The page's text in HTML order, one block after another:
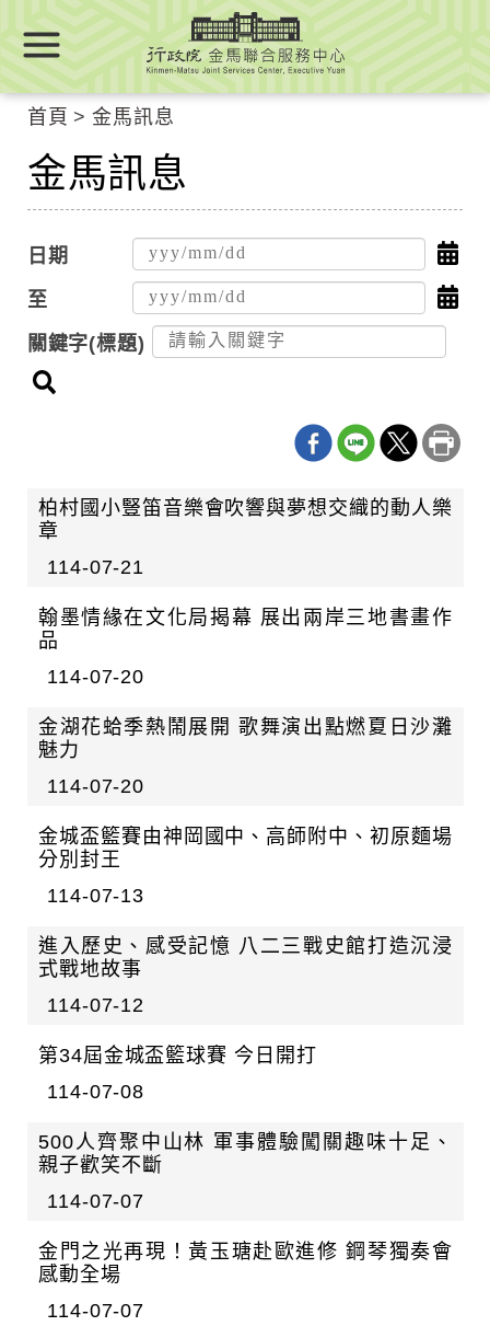
要
Center
block
首頁 金馬訊息
金馬訊息
日期
點
擊
期
起
至
點
日
關鍵字(標題)
搜
柏村國小豎笛音樂會吹響與夢想交織的動人樂
章
114-07-21
翰墨情緣在文化局揭幕 展出兩岸三地書畫作
品
114-07-20
金湖花蛤季熱鬧展開 歌舞演出點燃夏日沙灘
魅力
114-07-20
金城盃籃賽由神岡國中、高師附中、初原麵場
分別封王
114-07-13
進入歷史、感受記憶 八二三戰史館打造沉浸
式戰地故事
114-07-12
第34屆金城盃籃球賽 今日開打
114-07-08
500人齊聚中山林 軍事體驗闖關趣味十足、
親子歡笑不斷
114-07-07
金門之光再現！黃玉瑭赴歐進修 鋼琴獨奏會
感動全場
114-07-07